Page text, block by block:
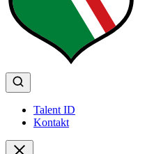
Talent ID
Kontakt